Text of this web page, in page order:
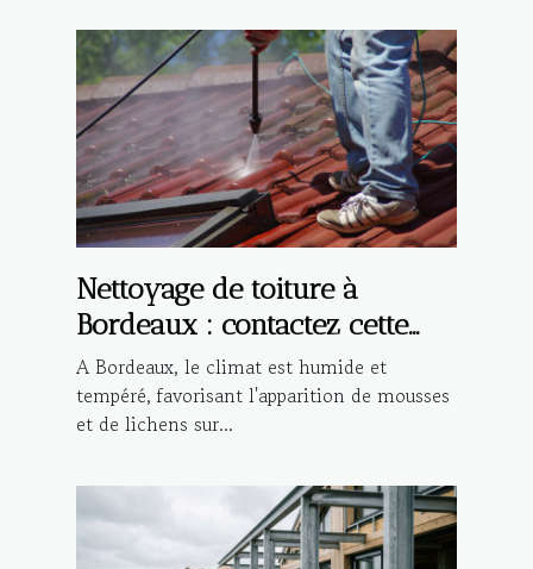
Nettoyage de toiture à
Bordeaux : contactez cette
entreprise spécialisée !
A Bordeaux, le climat est humide et
tempéré, favorisant l'apparition de mousses
et de lichens sur...